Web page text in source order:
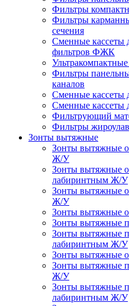
Фильтры
Фильтры
сечения
Сменные кассеты
фильтров ФЖК
Фильтры
каналов
Сменные кассеты
Сменные кассеты
Фильтрующий
Фильтры
Зонты вытяжные
Зонты вытяжные
Ж/У
Зонты вытяжные
лабиринтным Ж/У
Зонты вытяжные
Ж/У
Зонты вытяжные
Зонты вытяжные
Зонты вытяжные
лабиринтным Ж/У
Зонты вытяжные
Зонты вытяжные
Ж/У
Зонты вытяжные
лабиринтным Ж/У